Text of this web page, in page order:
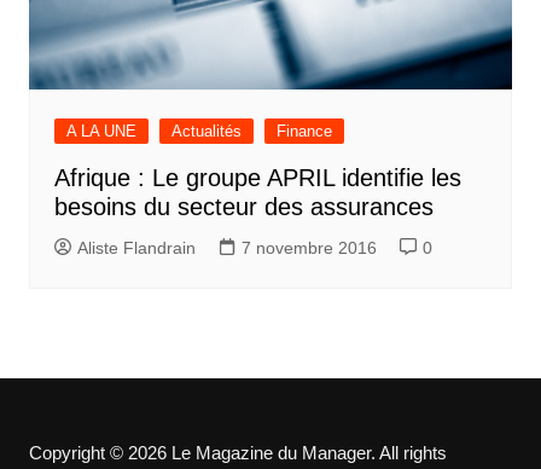
A LA UNE Actualités Finance
Afrique : Le groupe APRIL identifie les
besoins du secteur des assurances
Aliste Flandrain 7 novembre 2016 0
Copyright © 2026 Le Magazine du Manager. All rights